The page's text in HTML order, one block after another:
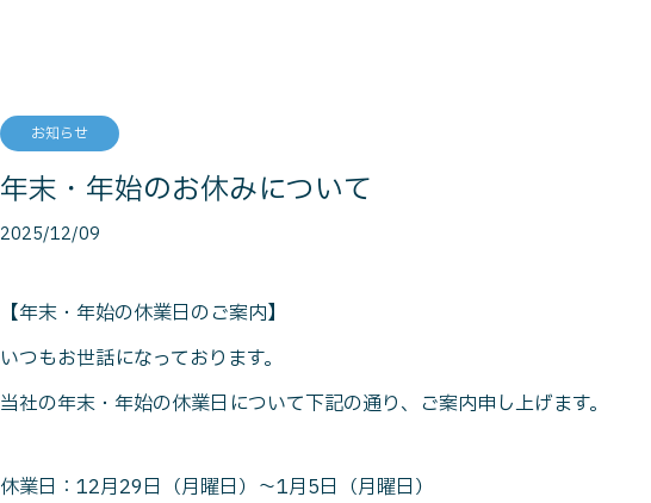
お知らせ
年末・年始のお休みについて
2025/12/09
【年末・年始の休業日のご案内】
いつもお世話になっております。
当社の年末・年始の休業日について下記の通り、ご案内申し上げます。
休業日：12月29日（月曜日）～1月5日（月曜日）